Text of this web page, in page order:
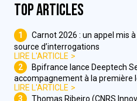
Top articles
1
Carnot 2026 : un appel mis
source d’interrogations
LIRE L'ARTICLE
2
Bpifrance lance Deeptech
accompagnement à la première
LIRE L'ARTICLE
3
Thomas Ribeiro (CNRS